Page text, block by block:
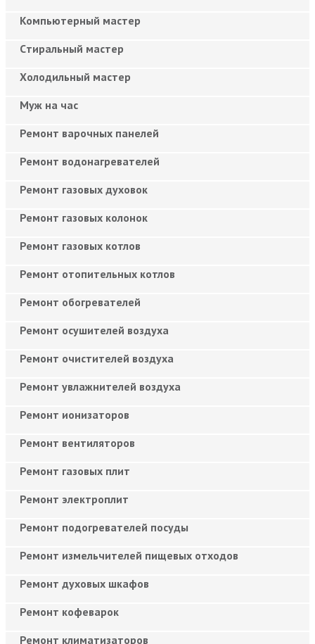
Компьютерный мастер
Cтиральный мастер
Холодильный мастер
Муж на час
Ремонт варочных панелей
Ремонт водонагревателей
Ремонт газовых духовок
Ремонт газовых колонок
Ремонт газовых котлов
Ремонт отопительных котлов
Ремонт обогревателей
Ремонт осушителей воздуха
Ремонт очистителей воздуха
Ремонт увлажнителей воздуха
Ремонт ионизаторов
Ремонт вентиляторов
Ремонт газовых плит
Ремонт электроплит
Ремонт подогревателей посуды
Ремонт измельчителей пищевых отходов
Ремонт духовых шкафов
Ремонт кофеварок
Ремонт климатизаторов